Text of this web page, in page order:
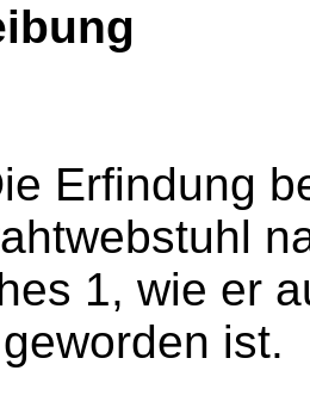
Erfindung
1, wie er
ist.